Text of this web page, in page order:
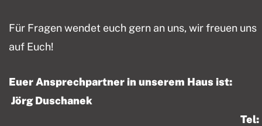
Für Fragen wendet euch gern an uns, wir freuen uns
auf Euch!
Euer Ansprechpartner in unserem Haus ist:
Jörg Duschanek
Tel: